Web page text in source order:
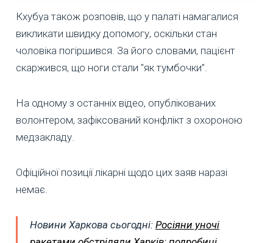
Кхубуа також розповів, що у палаті намагалися
викликати швидку допомогу, оскільки стан
чоловіка погіршився. За його словами, пацієнт
скаржився, що ноги стали "як тумбочки”.
На одному з останніх відео, опублікованих
волонтером, зафіксований конфлікт з охороною
медзакладу.
Офіційної позиції лікарні щодо цих заяв наразі
немає.
Новини Харкова сьогодні: Росіяни уночі